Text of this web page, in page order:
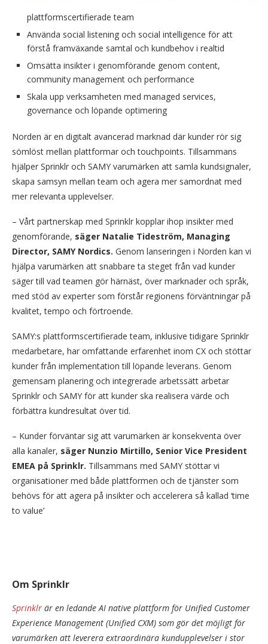
plattformscertifierade team
Använda social listening och social intelligence för att
förstå framväxande samtal och kundbehov i realtid
Omsätta insikter i genomförande genom content,
community management och performance
Skala upp verksamheten med managed services,
governance och löpande optimering
Norden är en digitalt avancerad marknad där kunder rör sig
sömlöst mellan plattformar och touchpoints. Tillsammans
hjälper Sprinklr och SAMY varumärken att samla kundsignaler,
skapa samsyn mellan team och agera mer samordnat med
mer relevanta upplevelser.
– Vårt partnerskap med Sprinklr kopplar ihop insikter med
genomförande, säger Natalie Tideström, Managing
Director, SAMY Nordics. Genom lanseringen i Norden kan vi
hjälpa varumärken att snabbare ta steget från vad kunder
säger till vad teamen gör härnäst, över marknader och språk,
med stöd av experter som förstår regionens förväntningar på
kvalitet, tempo och förtroende.
SAMY:s plattformscertifierade team, inklusive tidigare Sprinklr
medarbetare, har omfattande erfarenhet inom CX och stöttar
kunder från implementation till löpande leverans. Genom
gemensam planering och integrerade arbetssätt arbetar
Sprinklr och SAMY för att kunder ska realisera värde och
förbättra kundresultat över tid.
– Kunder förväntar sig att varumärken är konsekventa över
alla kanaler, säger Nunzio Mirtillo, Senior Vice President
EMEA på Sprinklr. Tillsammans med SAMY stöttar vi
organisationer med både plattformen och de tjänster som
behövs för att agera på insikter och accelerera så kallad ‘time
to value’
Om Sprinklr
Sprinklr är en ledande AI native plattform för Unified Customer
Experience Management (Unified CXM) som gör det möjligt för
varumärken att leverera extraordinära kundupplevelser i stor